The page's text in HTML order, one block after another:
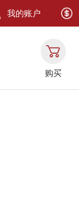
我的账户
购买